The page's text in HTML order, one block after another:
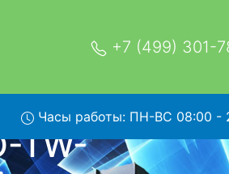
+7 (499) 301-
Часы работы: ПН-ВС 08:00 -
6K-
в